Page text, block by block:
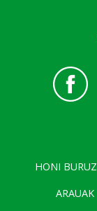
HONI BURUZ
ARAUAK